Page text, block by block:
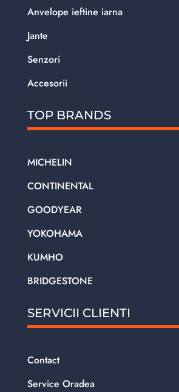
Anvelope ieftine iarna
Jante
Senzori
Accesorii
TOP BRANDS
MICHELIN
CONTINENTAL
GOODYEAR
YOKOHAMA
KUMHO
BRIDGESTONE
SERVICII CLIENTI
Contact
Service Oradea